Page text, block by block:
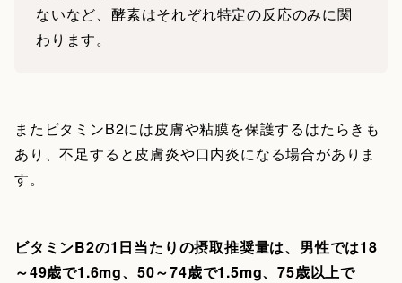
ないなど、酵素はそれぞれ特定の反応のみに関
わります。
またビタミンB2には皮膚や粘膜を保護するはたらきも
あり、不足すると皮膚炎や口内炎になる場合がありま
す。
ビタミンB2の1日当たりの摂取推奨量は、男性では18
～49歳で1.6mg、50～74歳で1.5mg、75歳以上で